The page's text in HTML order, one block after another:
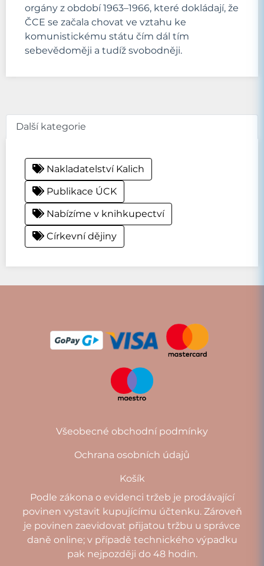
orgány z období 1963–1966, které dokládají, že
ČCE se začala chovat ve vztahu ke
komunistickému státu čím dál tím
sebevědoměji a tudíž svobodněji.
Další kategorie
Nakladatelství Kalich
Publikace ÚCK
Nabízíme v knihkupectví
Církevní dějiny
Všeobecné obchodní podmínky
Ochrana osobních údajů
Košík
Podle zákona o evidenci tržeb je prodávající
povinen vystavit kupujícímu účtenku. Zároveň
je povinen zaevidovat přijatou tržbu u správce
daně online; v případě technického výpadku
pak nejpozději do 48 hodin.